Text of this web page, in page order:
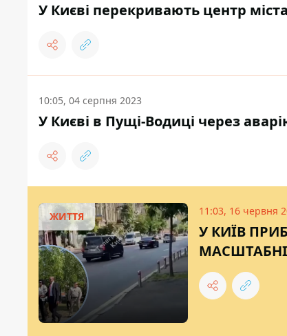
У Києві перекривають центр
10:05, 04 серпня 2023
У Києві в Пущі-Водиці через
ЖИТТЯ 11:03, 16 червня
У КИЇВ